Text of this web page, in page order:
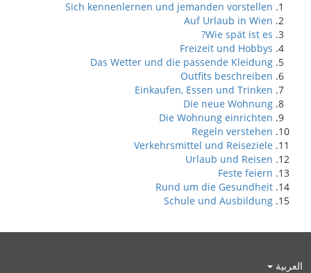
Sich kennenlernen und jemanden vorstellen
Auf Urlaub in Wien
Wie spät ist es?
Freizeit und Hobbys
Das Wetter und die passende Kleidung
Outfits beschreiben
Einkaufen, Essen und Trinken
Die neue Wohnung
Die Wohnung einrichten
Regeln verstehen
Verkehrsmittel und Reiseziele
Urlaub und Reisen
Feste feiern
Rund um die Gesundheit
Schule und Ausbildung
العربية